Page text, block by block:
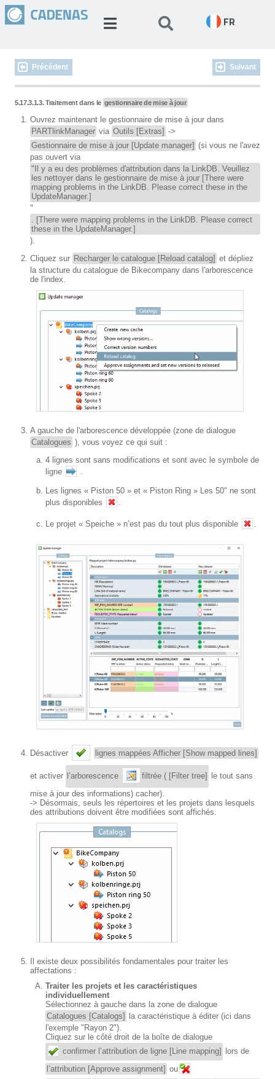
FR
Précédent Suivant
5.17.3.1.3. Traitement dans le gestionnaire de mise à jour
Ouvrez maintenant le gestionnaire de mise à jour dans
PARTlinkManager via Outils [Extras] ->
Gestionnaire de mise à jour [Update manager] (si vous ne l'avez
pas ouvert via
"Il y a eu des problèmes d'attribution dans la LinkDB. Veuillez
les nettoyer dans le gestionnaire de mise à jour [There were
mapping problems in the LinkDB. Please correct these in the
UpdateManager.]
"
. [There were mapping problems in the LinkDB. Please correct
these in the UpdateManager.]
).
Cliquez sur Recharger le catalogue [Reload catalog] et dépliez
la structure du catalogue de Bikecompany dans l'arborescence
de l'index.
A gauche de l'arborescence développée (zone de dialogue
Catalogues ), vous voyez ce qui suit :
4 lignes sont sans modifications et sont avec le symbole de
ligne
Les lignes « Piston 50 » et « Piston Ring » Les 50" ne sont
plus disponibles
Le projet « Speiche » n’est pas du tout plus disponible
Désactiver lignes mappées Afficher [Show mapped lines]
et activer l’arborescence filtrée ( [Filter tree]
le tout sans
mise à jour des informations) cacher).
-> Désormais, seuls les répertoires et les projets dans lesquels
des attributions doivent être modifiées sont affichés.
Il existe deux possibilités fondamentales pour traiter les
affectations :
Traiter les projets et les caractéristiques
individuellement
Sélectionnez à gauche dans la zone de dialogue
Catalogues [Catalogs]
la caractéristique à éditer (ici dans
l'exemple "Rayon 2").
Cliquez sur le côté droit de la boîte de dialogue
confirmer l’attribution de ligne [Line mapping]
lors de
l’attribution [Approve assignment] ou